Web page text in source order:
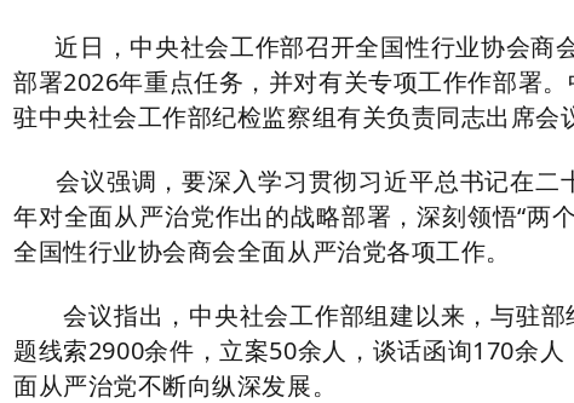
近日，中央社会工作部召开全国性行业协会商
部署2026年重点任务，并对有关专项工作作部署
驻中央社会工作部纪检监察组有关负责同志出席会
会议强调，要深入学习贯彻习近平总书记在二
年对全面从严治党作出的战略部署，深刻领悟“两
全国性行业协会商会全面从严治党各项工作。
会议指出，中央社会工作部组建以来，与驻部
题线索2900余件，立案50余人，谈话函询170余
面从严治党不断向纵深发展。